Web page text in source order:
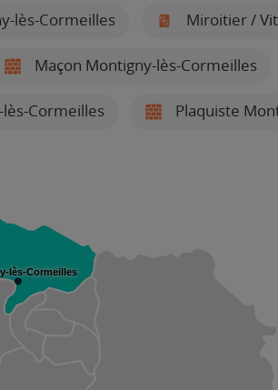
lès-Cormeilles Miroitier /
Maçon Montigny-lès-Cormeilles
Cormeilles Plaquiste
lès-Cormeilles